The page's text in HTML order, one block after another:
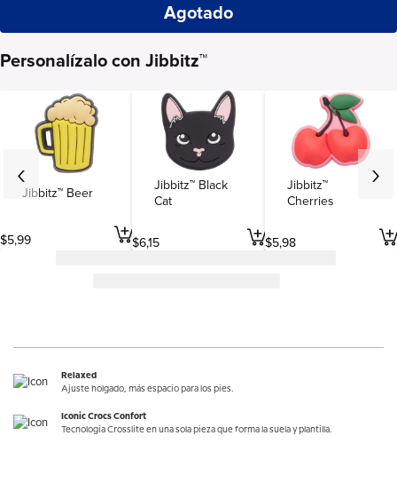
Agotado
Personalízalo con Jibbitz™
Jibbitz™ Beer
$5,99
Jibbitz™ Black
Cat
$6,15
Jibbitz™
Cherries
$5,98
Relaxed
Ajuste holgado, más espacio para los pies.
Iconic Crocs Confort
Tecnología Crosslite en una sola pieza que forma la suela y plantilla.